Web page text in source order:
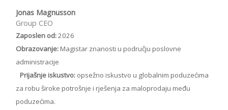
Jonas Magnusson
Group CEO
Zaposlen od:2026
Obrazovanje:Magistar znanosti u području poslovne
administracije
Prijašnje iskustvo: opsežno iskustvo u globalnim poduzećima
za robu široke potrošnje i rješenja za maloprodaju među
poduzećima.